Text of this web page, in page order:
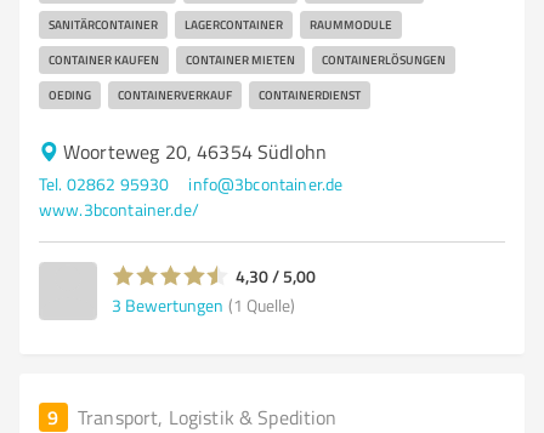
SANITÄRCONTAINER LAGERCONTAINER RAUMMODULE
CONTAINER KAUFEN CONTAINER MIETEN CONTAINERLÖSUNGEN
OEDING CONTAINERVERKAUF CONTAINERDIENST
Woorteweg 20, 46354 Südlohn
Tel. 02862 95930
info@3bcontainer.de
www.3bcontainer.de/
4,30 / 5,00
3 Bewertungen (1 Quelle)
9 Transport, Logistik & Spedition